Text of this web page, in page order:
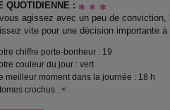
QUOTIDIENNE :
agissez avec un peu de
vite pour une décision importante à
chiffre porte-bonheur : 19
couleur du jour : vert
meilleur moment dans la journée : 18 h
crochus : <